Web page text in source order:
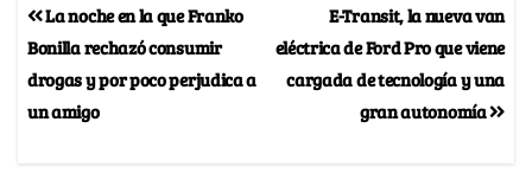
E-Transit, la nueva van
eléctrica de Ford Pro que viene
cargada de tecnología y una
gran autonomía
La noche en la que Franko
Bonilla rechazó consumir
drogas y por poco perjudica a
un amigo